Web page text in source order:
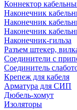
Коннектор
Наконечник
Наконечник
Наконечник
Наконечник-гильза
Разъем штекер,
Соединители с
Соединитель
Крепеж для кабеля
Арматура для СИП
Дюбель-хомут
Изоляторы